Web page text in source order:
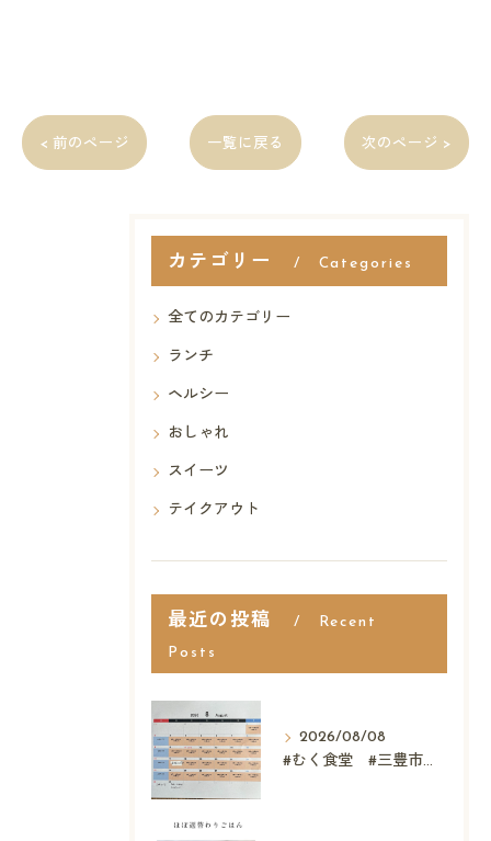
< 前のページ 一覧に戻る 次のページ >
カテゴリー Categories
全てのカテゴリー
ランチ
ヘルシー
おしゃれ
スイーツ
テイクアウト
最近の投稿 Recent
Posts
2026/08/08
#むく食堂 #三豊市 #レストラン #ランチ #スウィーツ